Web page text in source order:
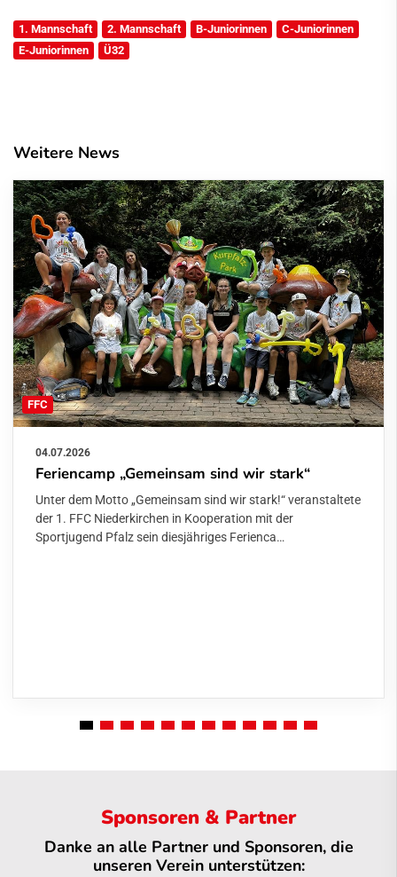
1. Mannschaft 2. Mannschaft B-Juniorinnen
C-Juniorinnen
E-Juniorinnen
Ü32
Weitere News
FFC
04.07.2026
Feriencamp „Gemeinsam sind wir stark“
Unter dem Motto „Gemeinsam sind wir stark!“ veranstaltete
der 1. FFC Niederkirchen in Kooperation mit der
Sportjugend Pfalz sein diesjähriges Ferienca…
Sponsoren & Partner
Danke an alle Partner und Sponsoren, die
unseren Verein unterstützen: